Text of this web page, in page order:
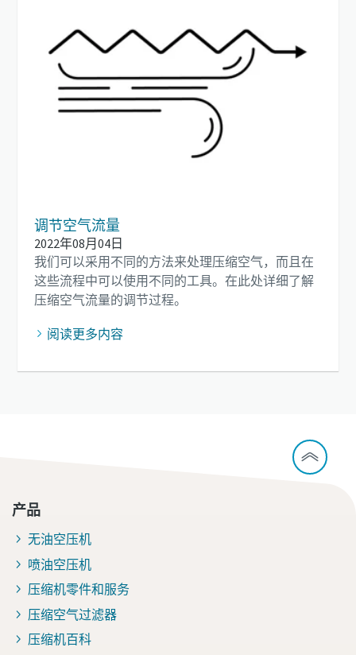
调节空气流量
2022年08月04日
我们可以采用不同的方法来处理压缩空气，而且在
这些流程中可以使用不同的工具。在此处详细了解
压缩空气流量的调节过程。
阅读更多内容
产品
无油空压机
喷油空压机
压缩机零件和服务
压缩空气过滤器
压缩机百科